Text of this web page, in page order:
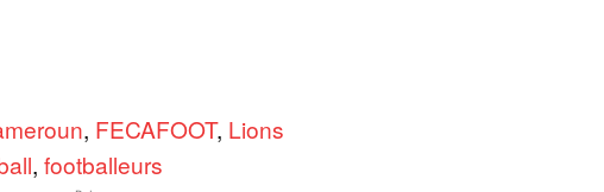
, FECAFOOT, Lions
, footballeurs